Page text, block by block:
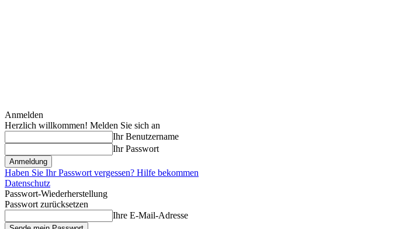
Anmelden
Herzlich willkommen! Melden Sie sich an
Ihr Benutzername
Ihr Passwort
Haben Sie Ihr Passwort vergessen? Hilfe bekommen
Datenschutz
Passwort-Wiederherstellung
Passwort zurücksetzen
Ihre E-Mail-Adresse